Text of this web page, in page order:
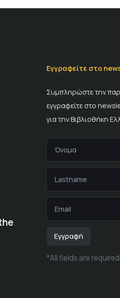
Εγγραφείτε στο
Συμπληρώστε την
εγγραφείτε στο
για την Βιβλιοθήκη
Εγγραφή
*All fields are required